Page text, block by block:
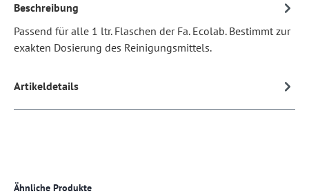
Beschreibung
Passend für alle 1 ltr. Flaschen der Fa. Ecolab. Bestimmt zur
exakten Dosierung des Reinigungsmittels.
Artikeldetails
Produktgalerie überspringen
Ähnliche Produkte